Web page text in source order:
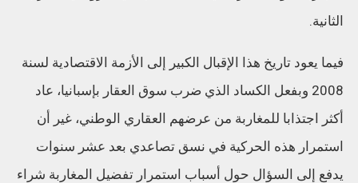
الثانية.
فيما يعود تاريخ هذا الإقبال الكبير إلى الأزمة الاقتصادية لسنة
2008 وبفعل الكساد الذي ضرب سوق العقار بإسبانيا، عاد
أكثر اجتذابا للمغاربة من عرضهم العقاري الوطني، غير أن
استمرار هذه الحركية في نسق تصاعدي بعد عشر سنوات
يدفع إلى السؤال حول أسباب استمرار تفضيل المغاربة شراء